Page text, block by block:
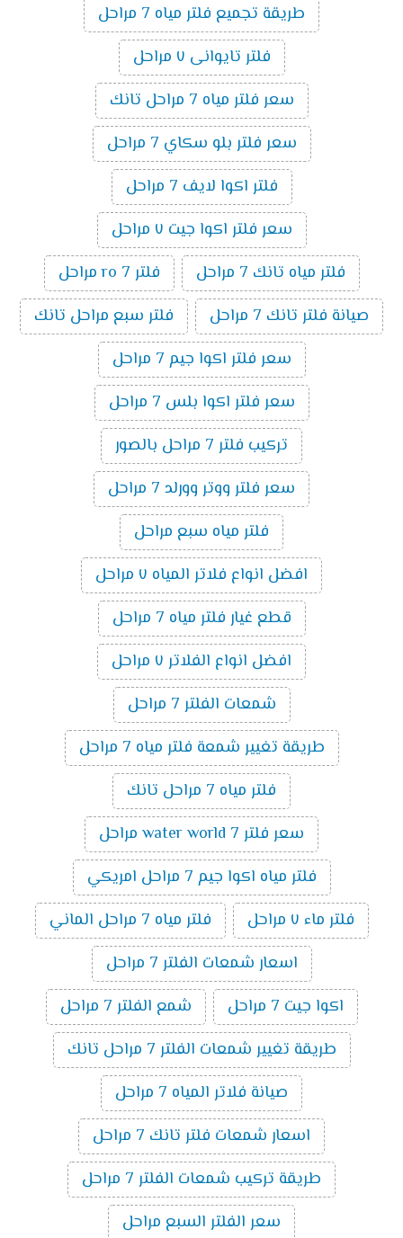
طريقة تجميع فلتر مياه 7 مراحل
فلتر تايوانى ٧ مراحل
سعر فلتر مياه 7 مراحل تانك
سعر فلتر بلو سكاي 7 مراحل
فلتر اكوا لايف 7 مراحل
سعر فلتر اكوا جيت ٧ مراحل
فلتر مياه تانك 7 مراحل
فلتر ro 7 مراحل
صيانة فلتر تانك 7 مراحل
فلتر سبع مراحل تانك
سعر فلتر اكوا جيم 7 مراحل
سعر فلتر اكوا بلس 7 مراحل
تركيب فلتر 7 مراحل بالصور
سعر فلتر ووتر وورلد 7 مراحل
فلتر مياه سبع مراحل
افضل انواع فلاتر المياه ٧ مراحل
قطع غيار فلتر مياه 7 مراحل
افضل انواع الفلاتر ٧ مراحل
شمعات الفلتر 7 مراحل
طريقة تغيير شمعة فلتر مياه 7 مراحل
فلتر مياه 7 مراحل تانك
سعر فلتر water world 7 مراحل
فلتر مياه اكوا جيم 7 مراحل امريكي
فلتر ماء ٧ مراحل
فلتر مياه 7 مراحل الماني
اسعار شمعات الفلتر 7 مراحل
اكوا جيت 7 مراحل
شمع الفلتر 7 مراحل
طريقة تغيير شمعات الفلتر 7 مراحل تانك
صيانة فلاتر المياه 7 مراحل
اسعار شمعات فلتر تانك 7 مراحل
طريقة تركيب شمعات الفلتر 7 مراحل
سعر الفلتر السبع مراحل